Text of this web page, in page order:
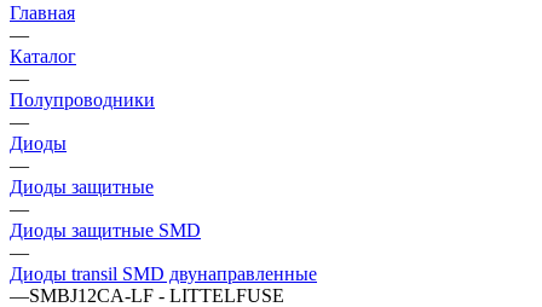
Главная
—
Каталог
—
Полупроводники
—
Диоды
—
Диоды защитные
—
Диоды защитные SMD
—
Диоды transil SMD двунаправленные
—SMBJ12CA-LF - LITTELFUSE